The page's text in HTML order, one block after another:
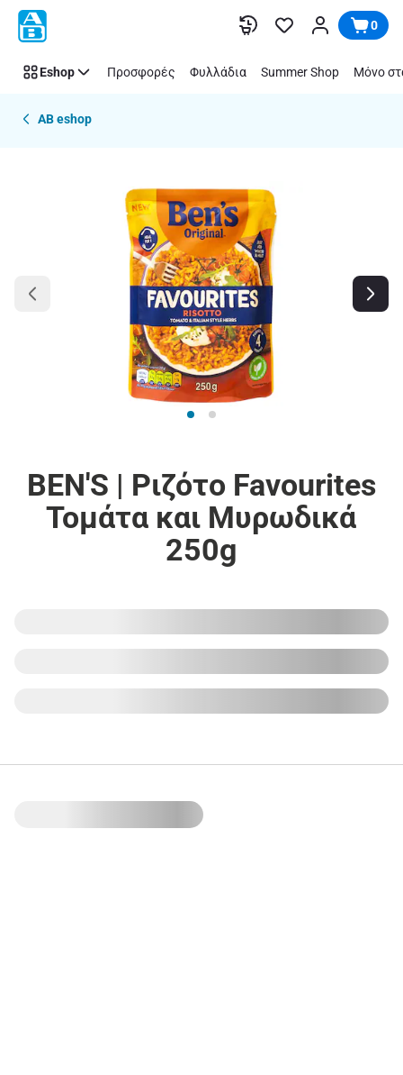
Παράλειψη 0
Eshop Προσφορές Φυλλάδια Summer Shop Μόνο
AB eshop
BEN'S | Ριζότο Favourites
Τομάτα και Μυρωδικά
250g